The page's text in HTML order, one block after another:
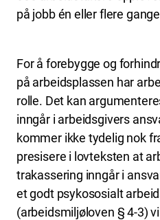
på jobb én eller flere
For å forebygge og
på arbeidsplassen har
rolle. Det kan
inngår i arbeidsgivers
kommer ikke tydelig nok
presisere i lovteksten at
trakassering inngår i
et godt psykososialt
(arbeidsmiljøloven § 4-3)